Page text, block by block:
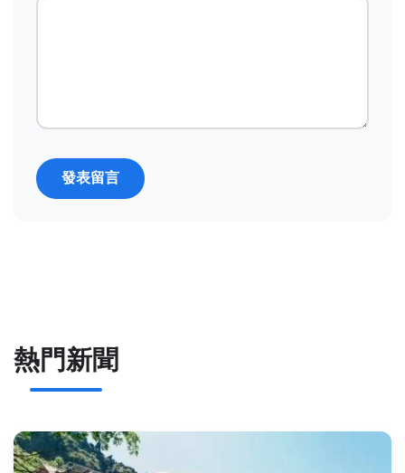
發表留言
熱門新聞